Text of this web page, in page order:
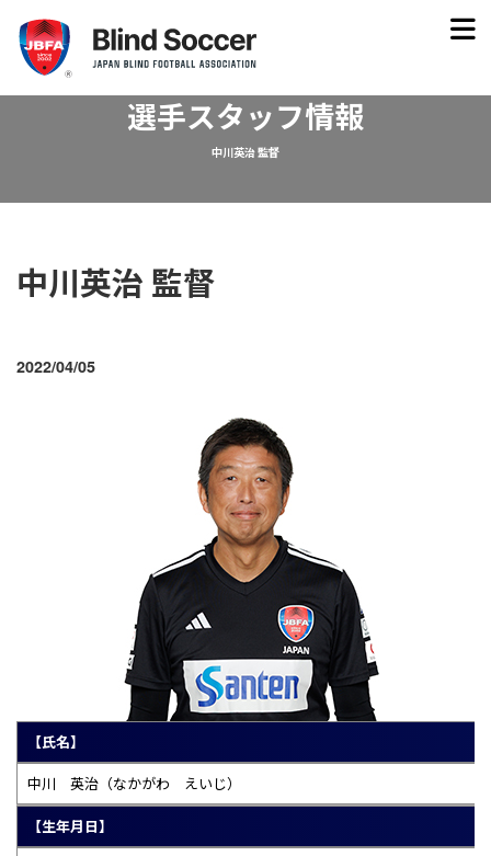
選手スタッフ情報
中川英治 監督
中川英治 監督
2022/04/05
【氏名】
中川 英治（なかがわ えいじ）
【生年月日】